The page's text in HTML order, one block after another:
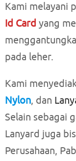
Kami melayani
Id Card yang
pada leher.
Kami
Nylon, dan
Selain sebagai
Lanyard juga
Perusahaan,